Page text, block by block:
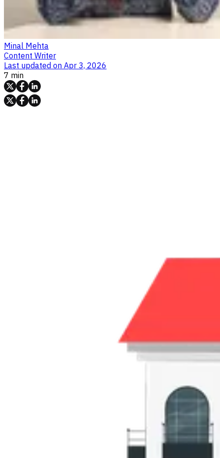
Minal Mehta
Content Writer
Last updated on Apr 3, 2026
7 min